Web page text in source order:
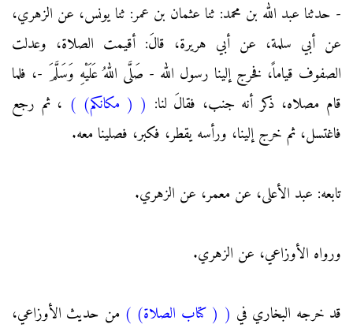
- حدثنا عبد الله بن محمد: ثنا عثمان بن عمر: ثنا يونس، عن الزهري،
عن أبي سلمة، عن أبي هريرة، قالَ: أقيمت الصلاة، وعدلت
الصفوف قياماً، فخرج إلينا رسول الله - صَلَّى اللهُ عَلَيْهِ وَسَلَّمَ -، فلما
قام مصلاه، ذكر أنه جنب، فقالَ لنا: ( ( مكانكم) ) ، ثم رجع
فاغتسل، ثم خرج إلينا، ورأسه يقطر، فكبر، فصلينا معه.
تابعه: عبد الأعلى، عن معمر، عن الزهري.
ورواه الأوزاعي، عن الزهري.
قد خرجه البخاري في ( ( كتاب الصلاة) ) من حديث الأوزاعي،